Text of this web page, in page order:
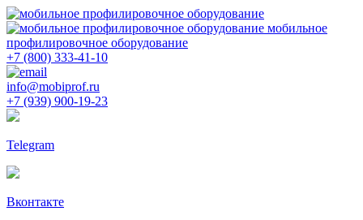
мобильное
профилировочное оборудование
+7 (800) 333-41-10
info@mobiprof.ru
+7 (939) 900-19-23
Telegram
Вконтакте